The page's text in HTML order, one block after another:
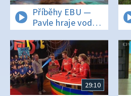
Příběhy EBU —
Pavle hraje vodní
pólo
29:10